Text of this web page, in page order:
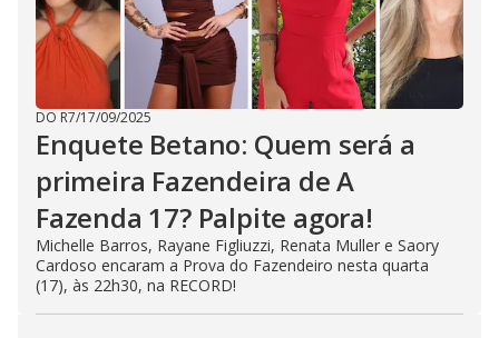
DO R7/17/09/2025
Enquete Betano: Quem será a
primeira Fazendeira de A
Fazenda 17? Palpite agora!
Michelle Barros, Rayane Figliuzzi, Renata Muller e Saory
Cardoso encaram a Prova do Fazendeiro nesta quarta
(17), às 22h30, na RECORD!